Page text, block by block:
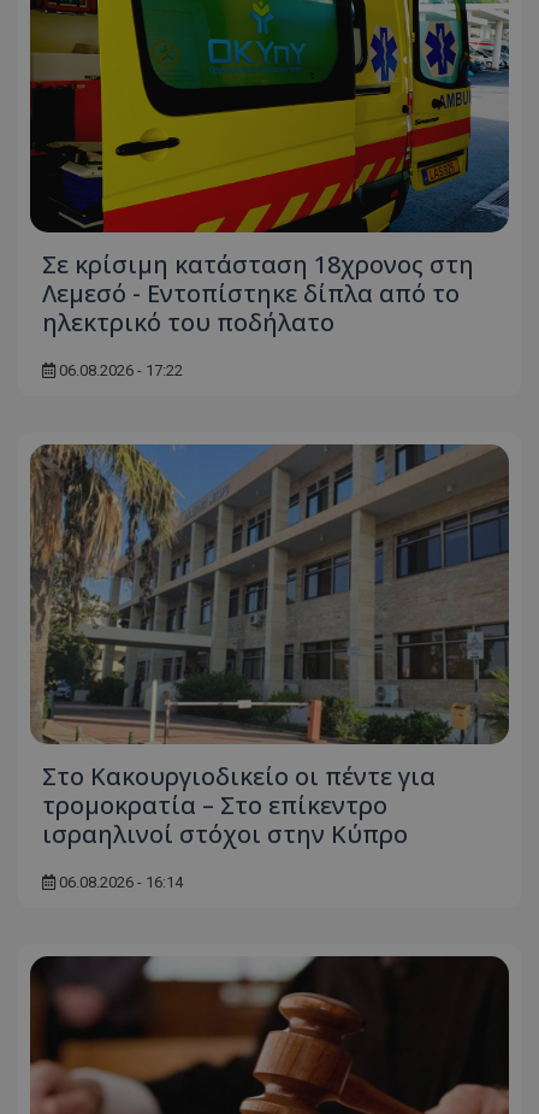
Σε κρίσιμη κατάσταση 18χρονος στη
Λεμεσό - Εντοπίστηκε δίπλα από το
ηλεκτρικό του ποδήλατο
06.08.2026 - 17:22
Στο Κακουργιοδικείο οι πέντε για
τρομοκρατία – Στο επίκεντρο
ισραηλινοί στόχοι στην Κύπρο
06.08.2026 - 16:14